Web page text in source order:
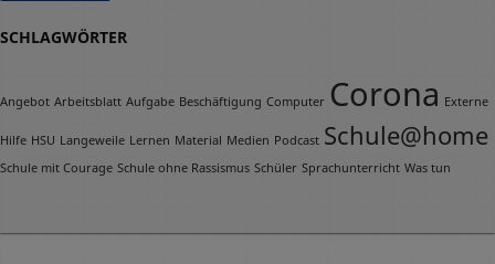
SCHLAGWÖRTER
Angebot Arbeitsblatt Aufgabe Beschäftigung Computer Corona Externe
Hilfe HSU Langeweile Lernen Material Medien Podcast Schule@home
Schule mit Courage Schule ohne Rassismus Schüler Sprachunterricht Was tun